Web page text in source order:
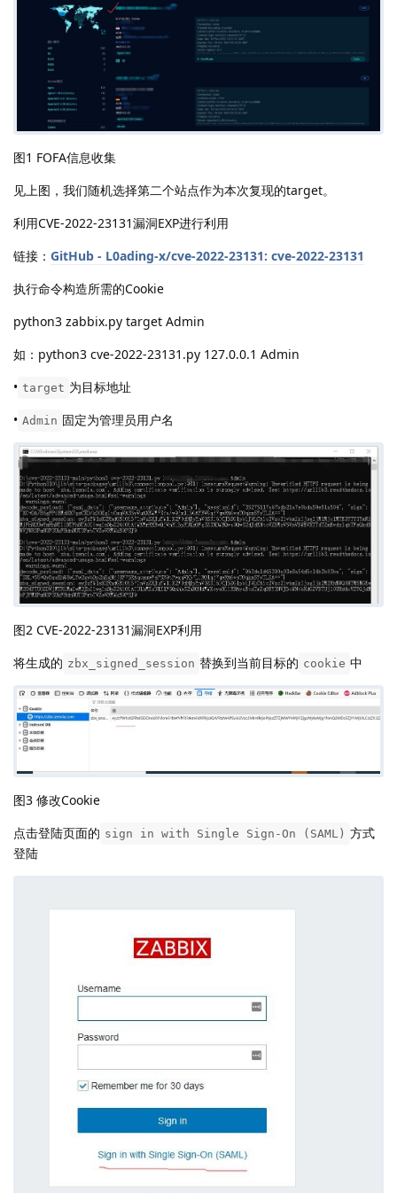
图1 FOFA信息收集
见上图，我们随机选择第二个站点作为本次复现的target。
利用CVE-2022-23131漏洞EXP进行利用
链接： GitHub - L0ading-x/cve-2022-23131: cve-2022-23131
执行命令构造所需的Cookie
python3 zabbix.py target Admin
如：python3 cve-2022-23131.py 127.0.0.1 Admin
• target 为目标地址
• Admin 固定为管理员用户名
图2 CVE-2022-23131漏洞EXP利用
将生成的 zbx_signed_session 替换到当前目标的 cookie 中
图3 修改Cookie
点击登陆页面的 sign in with Single Sign-On (SAML) 方式
登陆